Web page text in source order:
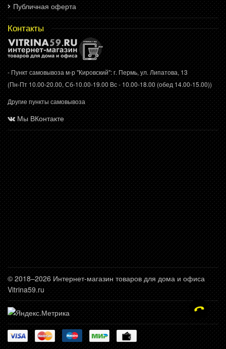
Публичная оферта
Контакты
- Пункт самовывоза м-р "Кировский": г. Пермь, ул. Липатова, 13
(Пн-Пт 10.00-20.00, Сб-10.00-19.00 Вс - 10.00-18.00 (обед 14.00-15.00))
Другие пункты самовывоза
Мы ВКонтакте
© 2018–2026 Интернет-магазин товаров для дома и офиса
Vitrina59.ru